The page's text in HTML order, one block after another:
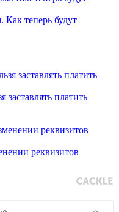
Как теперь будут
платить
реквизитов